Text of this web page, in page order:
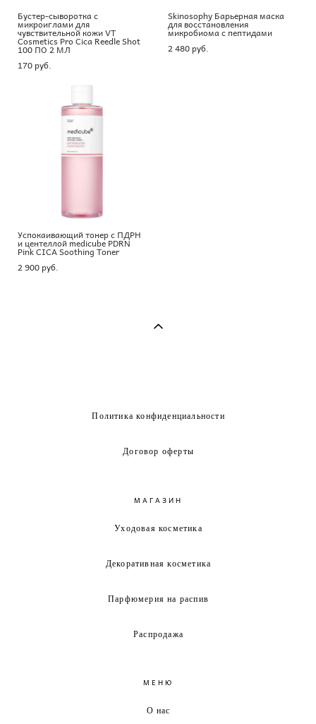
Бустер-сыворотка с
микроиглами для
чувствительной кожи VT
Cosmetics Pro Cica Reedle Shot
100 ПО 2 МЛ
170 pуб.
Skinosophy Барьерная маска
для восстановления
микробиома с пептидами
2 480 pуб.
Успокаивающий тонер с ПДРН
и центеллой medicube PDRN
Pink CICA Soothing Toner
2 900 pуб.
Политика конфиденциальности
Договор оферты
МАГАЗИН
Уходовая косметика
Декоративная косметика
Парфюмерия на распив
Распродажа
МЕНЮ
О нас